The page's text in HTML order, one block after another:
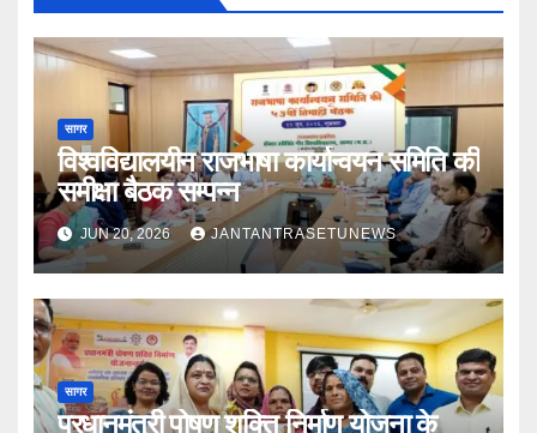
सागर
विश्वविद्यालयीन राजभाषा कार्यान्वयन समिति की
समीक्षा बैठक सम्पन्न
JUN 20, 2026 JANTANTRASETUNEWS
सागर
प्रधानमंत्री पोषण शक्ति निर्माण योजना के